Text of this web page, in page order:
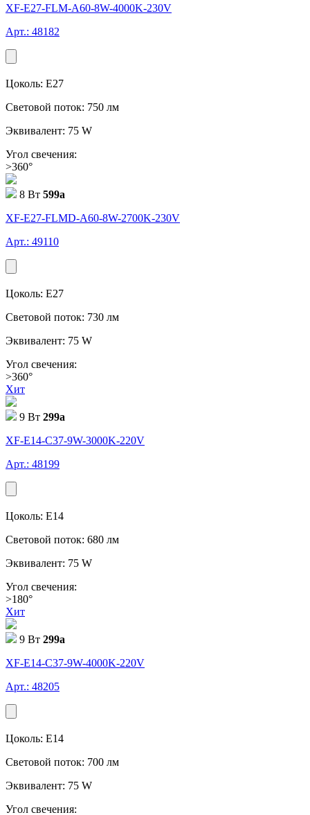
XF-E27-FLM-A60-8W-4000K-230V
Арт.: 48182
Цоколь: E27
Световой поток: 750 лм
Эквивалент: 75 W
Угол свечения:
>360°
8 Вт 599a
XF-E27-FLMD-A60-8W-2700K-230V
Арт.: 49110
Цоколь: E27
Световой поток: 730 лм
Эквивалент: 75 W
Угол свечения:
>360°
Хит
9 Вт 299a
XF-E14-C37-9W-3000K-220V
Арт.: 48199
Цоколь: E14
Световой поток: 680 лм
Эквивалент: 75 W
Угол свечения:
>180°
Хит
9 Вт 299a
XF-E14-C37-9W-4000K-220V
Арт.: 48205
Цоколь: E14
Световой поток: 700 лм
Эквивалент: 75 W
Угол свечения: